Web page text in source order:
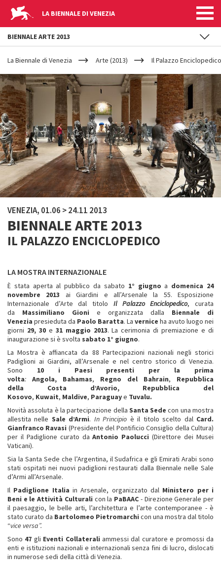
LA BIENNALE DI VENEZIA
YOUR
ARE
HERE
La Biennale di Venezia Arte (2013) Il Palazzo Enciclopedico
VENEZIA, 01.06 > 24.11 2013
BIENNALE ARTE 2013
IL PALAZZO ENCICLOPEDICO
LA MOSTRA INTERNAZIONALE
È stata aperta al pubblico da sabato 1° giugnoa domenica 24
novembre 2013 ai Giardini e all’Arsenale la 55. Esposizione
Internazionale d’Arte dal titolo Il Palazzo Enciclopedico, curata
da Massimiliano Gioni e organizzata dalla Biennale di
Venezia presieduta da Paolo Baratta. La vernice ha avuto luogo nei
giorni 29, 30 e 31 maggio 2013. La cerimonia di premiazione e di
inaugurazione si è svolta sabato 1° giugno.
La Mostra è affiancata da 88 Partecipazioni nazionali negli storici
Padiglioni ai Giardini, all’Arsenale e nel centro storico di Venezia.
Sono 10 i Paesi presenti per la prima
volta: Angola, Bahamas, Regno del Bahrain, Repubblica
della
Costa d’Avorio, Repubblica del
Kosovo, Kuwait, Maldive, Paraguaye Tuvalu.
Novità assoluta è la partecipazione della Santa Sede con una mostra
allestita nelle Sale d’Armi. In Principio è il titolo scelto dal Card.
Gianfranco Ravasi (Presidente del Pontificio Consiglio della Cultura)
per il Padiglione curato daAntonio Paolucci(Direttore dei Musei
Vaticani).
Sia la Santa Sede che l’Argentina, il Sudafrica e gli Emirati Arabi sono
stati ospitati nei nuovi padiglioni restaurati dalla Biennale nelle Sale
d’Armi all’Arsenale.
Il Padiglione Italiain Arsenale, organizzato dal Ministero per i
Beni e le Attività Culturali con la PaBAAC - Direzione Generale per
il paesaggio, le belle arti, l’architettura e l’arte contemporanee - è
stato curato da Bartolomeo Pietromarchi con una mostra dal titolo
“vice versa”.
Sono 47 gli Eventi Collaterali ammessi dal curatore e promossi da
enti e istituzioni nazionali e internazionali senza fini di lucro, dislocati
in numerose sedi della città di Venezia.
BIENNALE ARTE 2013